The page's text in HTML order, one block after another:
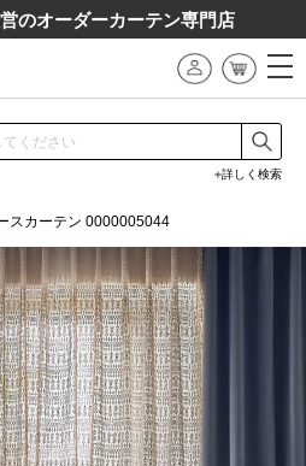
のオーダーカーテン専⾨店
詳しく検索
スカーテン 0000005044